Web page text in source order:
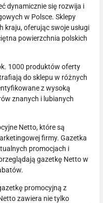
dynamicznie się rozwija i
w Polsce. Sklepy
kraju, oferując swoje usługi
powierzchnia polskich
1000 produktów oferty
do sklepu w różnych
z wysoką
znanych i lubianych
Netto, które są
firmy. Gazetka
promocjach i
gazetkę Netto w
promocyjną z
zawiera nie tylko